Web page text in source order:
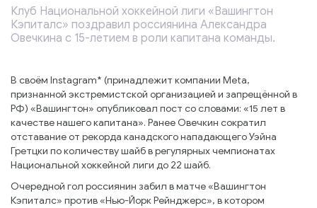
Клуб Национальной хоккейной лиги «Вашингтон
Кэпиталс» поздравил россиянина Александра
Овечкина с 15-летием в роли капитана команды.
В своём Instagram* (принадлежит компании Meta,
признанной экстремистской организацией и запрещённой в
РФ) «Вашингтон» опубликовал пост со словами: «15 лет в
качестве нашего капитана». Ранее Овечкин сократил
отставание от рекорда канадского нападающего Уэйна
Гретцки по количеству шайб в регулярных чемпионатах
Национальной хоккейной лиги до 22 шайб.
Очередной гол россиянин забил в матче «Вашингтон
Кэпиталс» против «Нью-Йорк Рейнджерс», в котором